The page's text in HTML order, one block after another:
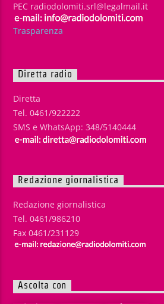
PEC radiodolomiti.srl@legalmail.it
Trasparenza
Diretta radio
Diretta
Tel. 0461/922222
SMS e WhatsApp: 348/5140444
Redazione giornalistica
Redazione giornalistica
Tel. 0461/986210
Fax 0461/231129
Ascolta con